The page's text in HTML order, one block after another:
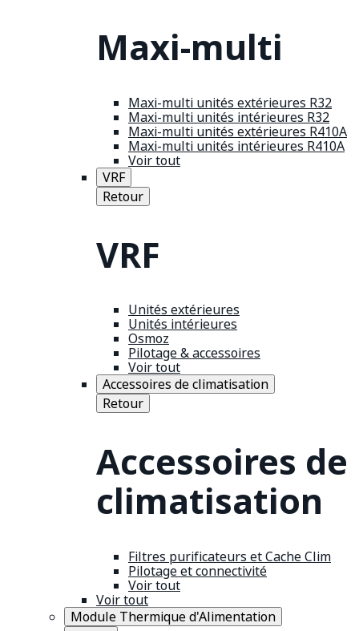
Maxi-multi
Maxi-multi unités extérieures R32
Maxi-multi unités intérieures R32
Maxi-multi unités extérieures R410A
Maxi-multi unités intérieures R410A
Voir tout
VRF
Retour
VRF
Unités extérieures
Unités intérieures
Osmoz
Pilotage & accessoires
Voir tout
Accessoires de climatisation
Retour
Accessoires de
climatisation
Filtres purificateurs et Cache Clim
Pilotage et connectivité
Voir tout
Voir tout
Module Thermique d'Alimentation